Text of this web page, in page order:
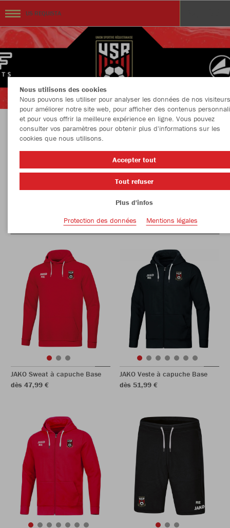
US REQUISTA
BOUTIQUE OFFICIELLE US REQUISTA
Taille
JAKO Sweat à capuche Base
dès 47,99 €
JAKO Veste à capuche Base
dès 51,99 €
Nous utilisons des cookies
Nous pouvons les utiliser pour analyser les données de nos
pour améliorer notre site web, pour afficher des contenus
et pour vous offrir la meilleure expérience en ligne. Vous pouvez
consulter vos paramètres pour obtenir plus d'informations sur les
cookies que nous utilisons.
Accepter tout
Tout refuser
Plus d'infos
Protection des données
Mentions légales